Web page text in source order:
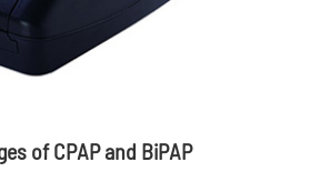
of CPAP and BiPAP